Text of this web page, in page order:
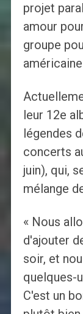
projet
amour
groupe
leur 12e
légendes
concerts
juin), qui,
mélange
« Nous
d'ajouter
soir, et
quelques-
C'est un